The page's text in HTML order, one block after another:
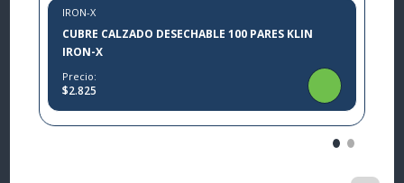
IRON-X
CUBRE CALZADO DESECHABLE 100 PARES KLIN
IRON-X
Precio:
$2.825